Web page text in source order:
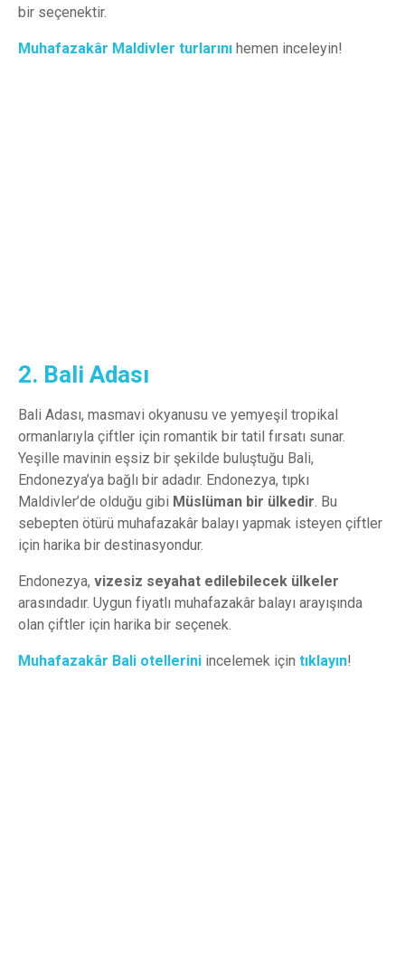
bir seçenektir.
Muhafazakâr Maldivler turlarını hemen inceleyin!
2. Bali Adası
Bali Adası, masmavi okyanusu ve yemyeşil tropikal
ormanlarıyla çiftler için romantik bir tatil fırsatı sunar.
Yeşille mavinin eşsiz bir şekilde buluştuğu Bali,
Endonezya’ya bağlı bir adadır. Endonezya, tıpkı
Maldivler’de olduğu gibi Müslüman bir ülkedir . Bu
sebepten ötürü muhafazakâr balayı yapmak isteyen çiftler
için harika bir destinasyondur.
Endonezya, vizesiz seyahat edilebilecek ülkeler
arasındadır. Uygun fiyatlı muhafazakâr balayı arayışında
olan çiftler için harika bir seçenek.
Muhafazakâr Bali otellerini incelemek için tıklayın!